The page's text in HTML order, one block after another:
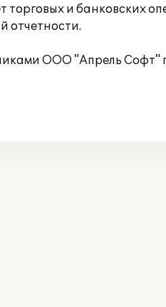
и банковских
отчетности.
ООО "Апрель Софт"